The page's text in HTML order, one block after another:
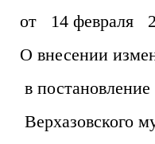
от 14 февраля
О внесении
в
Верхазовского